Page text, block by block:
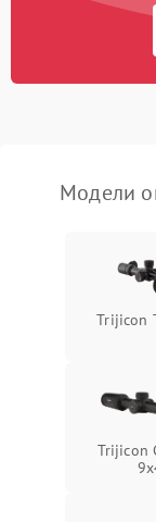
защиты от
защиты от
Модели
Trijicon
Trijicon